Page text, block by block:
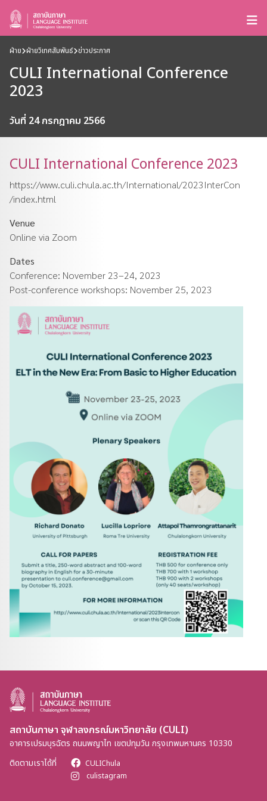
ฝ่าย ฝ่ายวิเทศสัมพันธ์ ข่าวประกาศ
CULI International Conference
2023
วันที่ 24 กรกฎาคม 2566
CULI International Conference 2023
https://www.culi.chula.ac.th/International/2023InterCon
/index.html
Venue
Online via Zoom
Dates
Conference: November 23–24, 2023
Post-conference workshops: November 25, 2023
สถาบันภาษา จุฬาลงกรณ์มหาวิทยาลัย (CULI)
อาคารเปรมบุรฉัตร ถนนพญาไท เขตปทุมวัน กรุงเทพมหานคร 10330
ติดตามเราได้ที่
CULIChula
culistagram